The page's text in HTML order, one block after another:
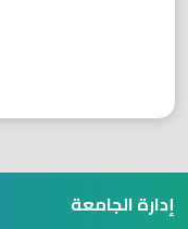
إدارة الجامعة